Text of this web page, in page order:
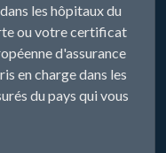
les hôpitaux du
ou votre certificat
d'assurance
en charge dans les
du pays qui vous